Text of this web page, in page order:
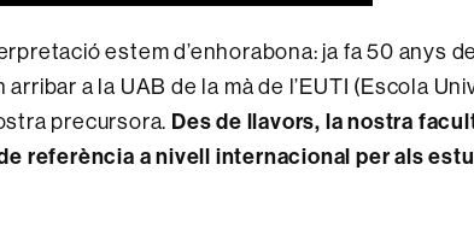
estem d’enhorabona: ja fa 50 anys
a la UAB de la mà de l’EUTI (Escola
precursora. Des de llavors, la nostra
referència a nivell internacional per als